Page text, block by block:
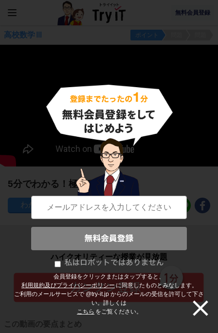
無料会員登録
会員登録をクリックまたはタップすると、
利用規約及びプライバシーポリシー に同意したものとみなします。
ご利用のメールサービスで @try-it.jp からのメールの受信を許可して下さ
い。詳しくは
こちら をご覧ください。
高校数学Ⅲ ポイント
5分でわかる！極方程式
118
子どもの勉強から大人の学び直しまで
ハイクオリティーな授業が見放題
この動画の要点まとめ